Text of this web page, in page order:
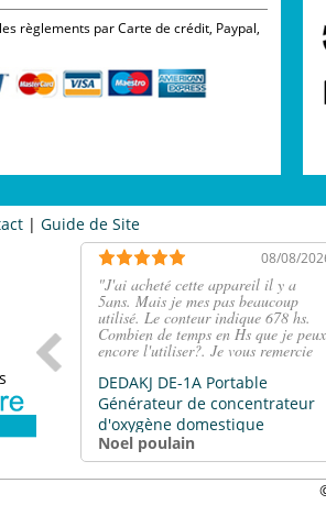
règlements par Carte de crédit, Paypal,
| Guide de Site
08/08/
"J'ai acheté cette appareil il y a
5ans. Mais je mes pas beaucoup
utilisé. Le conteur indique 678 hs.
Combien de temps en Hs que je peux
encore l'utiliser?. Je vous remercie
DEDAKJ DE-1A Portable
Générateur de concentrateur
d'oxygène domestique
Machine 1-6L / min
Noel poulain